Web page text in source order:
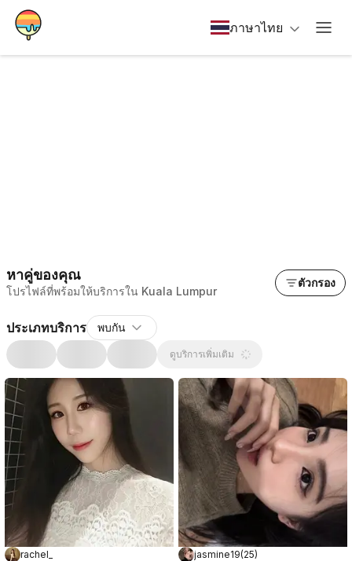
ภาษาไทย
หาคู่ของคุณ
โปรไฟล์ที่พร้อมให้บริการใน Kuala Lumpur
ตัวกรอง
ประเภทบริการ พบกัน
ดูบริการเพิ่มเติม
rachel_
jasmine19(25)